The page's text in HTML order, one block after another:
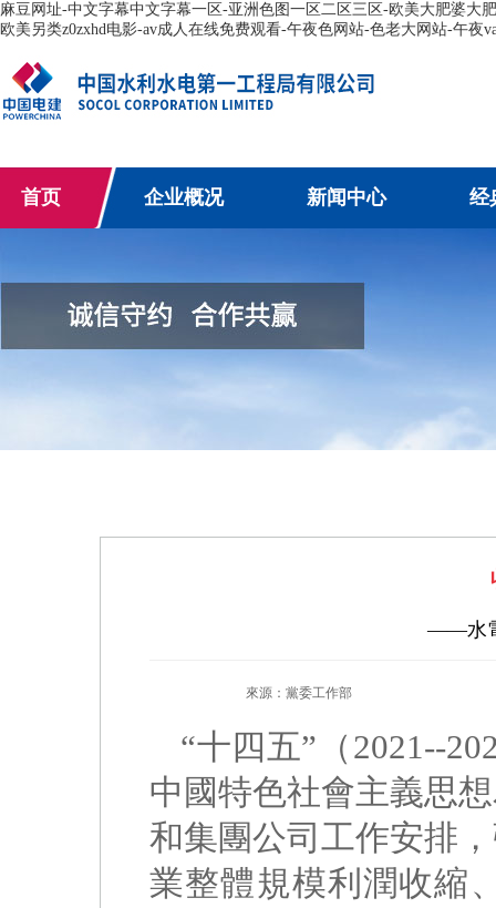
麻豆网址-中文字幕中文字幕一区-亚洲色图一区二区三区-欧美大肥婆大
欧美另类z0zxhd电影-av成人在线免费观看-午夜色网站-色老大网站-午夜
首页 企业概况 新闻中心 经
——水電
來源：黨委工作部
“十四五”（2021--
中國特色社會主義思
和集團公司工作安排
業整體規模利潤收縮